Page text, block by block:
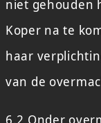
niet gehouden
Koper na te
haar
van de
6.2 Onder